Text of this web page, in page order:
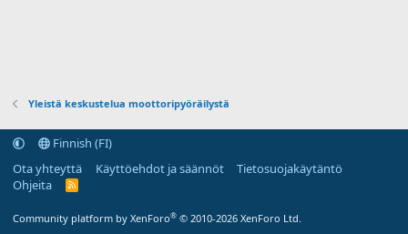
Yleistä keskustelua moottoripyöräilystä
Finnish (FI)
Ota yhteyttä
Käyttöehdot ja säännöt
Tietosuojakäytäntö
Ohjeita
R
Community platform by XenForo® © 2010-2026 XenForo Ltd.